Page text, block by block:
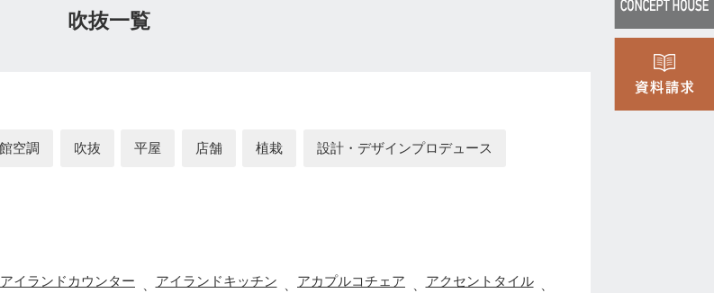
吹抜一覧
空調 吹抜 平屋 店舗 植栽 設計・デザインプロデュース
アイランドカウンター 、アイランドキッチン アカプルコチェア 、アクセントタイル